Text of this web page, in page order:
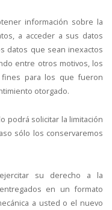
información sobre la
a acceder a sus datos
datos que sean inexactos
entre otros motivos, los
para los que fueron
otorgado.
podrá solicitar la limitación
sólo los conservaremos
su derecho a la
en un formato
a usted o el nuevo